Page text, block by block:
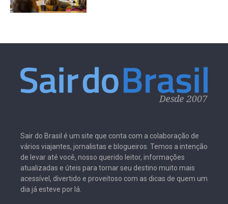
Sair do Brasil é um site que conta com a colaboração de
vários viajantes, jornalistas e blogueiros. Temos a intenção
de levar até você, nosso querido leitor, informações
atualizadas e úteis para tornar seu destino muito mais
acessível, divertido e proveitoso com as dicas de quem um
dia já esteve por lá.